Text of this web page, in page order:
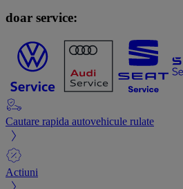
doar service:
Cautare rapida autovehicule rulate
Actiuni